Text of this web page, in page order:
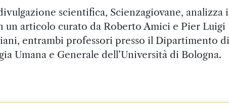
scientifica, Scienzagiovane, analizza
un articolo curato da Roberto Amici e Pier Luigi
entrambi professori presso il Dipartimento di
Umana e Generale dell’Università di Bologna.